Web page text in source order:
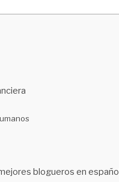
blogueros en español